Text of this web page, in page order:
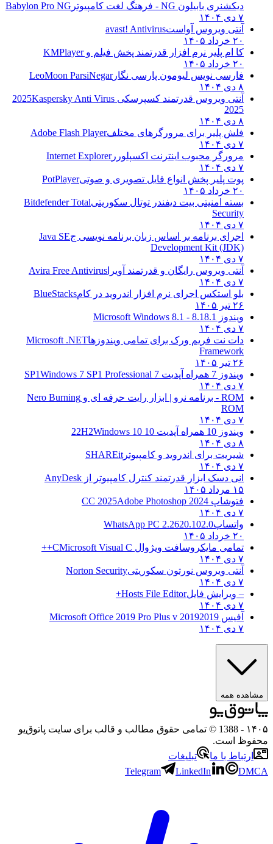
دیکشنری بابیلون NG - فرهنگ لغت کامپیوتر
Babylon Pro NG
۷ دی ۱۴۰۴
آنتی ویروس آواستavast! Antivirus
۲۰ خرداد ۱۴۰۵
کا ام پلیر نرم افزار قدرتمند پخش فیلم وKMPlayer
۲۰ خرداد ۱۴۰۵
فارسی نویس لیومون پارسی نگارLeoMoon ParsiNegar
۸ دی ۱۴۰۴
آنتی ویروس قدرتمند کسپرسکی 2025 Kaspersky Anti Virus
2025
۸ دی ۱۴۰۴
فلش پلیر برای مرورگرهای مختلفAdobe Flash Player
۷ دی ۱۴۰۴
مرورگر محبوب اینترنت اکسپلوررInternet Explorer
۷ دی ۱۴۰۴
پوت پلیر پخش انواع فایل تصویری و صوتیPotPlayer
۲۰ خرداد ۱۴۰۵
بسته امنیتی بیت دیفندر توتال سکوریتیBitdefender Total
Security
۷ دی ۱۴۰۴
اجرای برنامه بر اساس زبان برنامه نویسی جJava SE
Development Kit (JDK)
۷ دی ۱۴۰۴
آنتی ویروس رایگان و قدرتمند آویرا Avira Free Antivirus
۷ دی ۱۴۰۴
بلو استکس اجرای نرم افزار اندروید در کامBlueStacks
۲۶ تیر ۱۴۰۵
ویندوز 8.1
8.1 - Microsoft Windows 8.1
۷ دی ۱۴۰۴
دات نت فریم ورک برای تمامی ویندوزهاMicrosoft .NET
Framework
۲۶ تیر ۱۴۰۵
ویندوز 7 همراه آپدیت 7 SP1
Windows 7 SP1 Professional
۷ دی ۱۴۰۴
ROM - برنامه نرو | ابزار رایت حرفه ای و
Nero Burning
ROM
۷ دی ۱۴۰۴
ویندوز 10 همراه آپدیت 10 22H2
Windows 10
۸ دی ۱۴۰۴
شیریت برای اندروید و کامپیوتر SHAREit
۷ دی ۱۴۰۴
انی دسک ابزار قدرتمند کنترل کامپیوتر از AnyDesk
۱۵ مرداد ۱۴۰۵
فتوشاپ CC 2025 Adobe Photoshop 2024
۷ دی ۱۴۰۴
واتساپWhatsApp PC 2.2620.102.0
۲۰ خرداد ۱۴۰۵
تمامی مایکروسافت ویژوال C Microsoft Visual C++
۷ دی ۱۴۰۴
آنتی ویروس نورتون سکوریتیNorton Security
۷ دی ۱۴۰۴
– ویرایش فایلHosts File Editor+
۷ دی ۱۴۰۴
آفیس 2019 2019 Microsoft Office 2019 Pro Plus v
۷ دی ۱۴۰۴
مشاهده همه
۱۴۰۵
- 1388 © تمامی حقوق مطالب و قالب برای سایت پاتوق‌یو
محفوظ است.
ارتباط با ما
تبلیغات
Telegram
LinkedIn DMCA